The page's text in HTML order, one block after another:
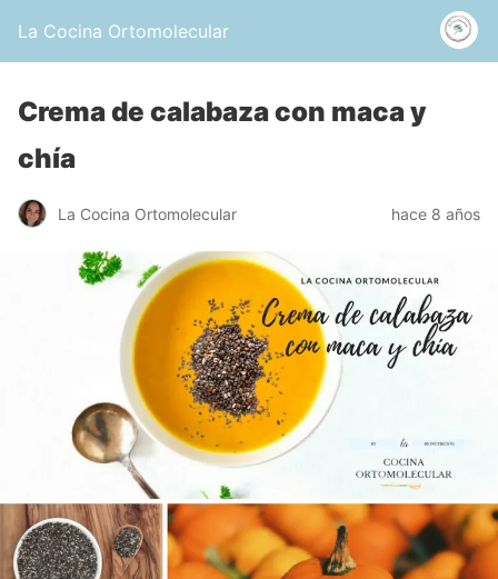
La Cocina Ortomolecular
Crema de calabaza con maca y
chía
La Cocina Ortomolecular hace 8 años